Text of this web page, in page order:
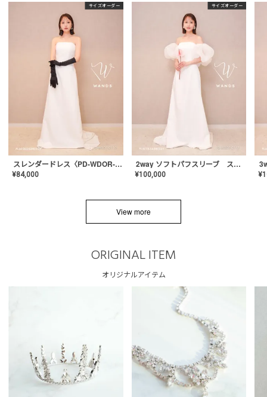
サイズオーダー
スレンダードレス〈PD-WDOR-2110〉
¥84,000
サイズオーダー
2way ソフトパフスリーブ スレンダードレス〈PD-WDOR-2112〉
¥100,000 ¥
View more
ORIGINAL ITEM
オリジナルアイテム